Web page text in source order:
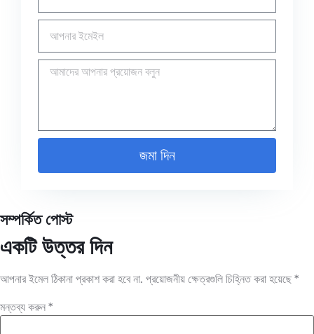
জমা দিন
সম্পর্কিত পোস্ট
একটি উত্তর দিন
আপনার ইমেল ঠিকানা প্রকাশ করা হবে না. প্রয়োজনীয় ক্ষেত্রগুলি চিহ্নিত করা হয়েছে *
মন্তব্য করুন *